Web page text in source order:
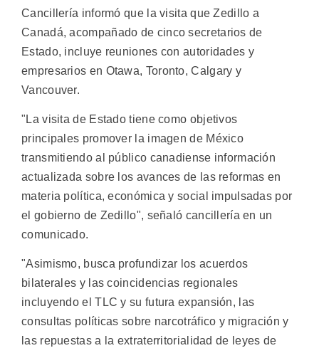
Cancillería informó que la visita que Zedillo a
Canadá, acompañado de cinco secretarios de
Estado, incluye reuniones con autoridades y
empresarios en Otawa, Toronto, Calgary y
Vancouver.
"La visita de Estado tiene como objetivos
principales promover la imagen de México
transmitiendo al público canadiense información
actualizada sobre los avances de las reformas en
materia política, económica y social impulsadas por
el gobierno de Zedillo", señaló cancillería en un
comunicado.
"Asimismo, busca profundizar los acuerdos
bilaterales y las coincidencias regionales
incluyendo el TLC y su futura expansión, las
consultas políticas sobre narcotráfico y migración y
las repuestas a la extraterritorialidad de leyes de